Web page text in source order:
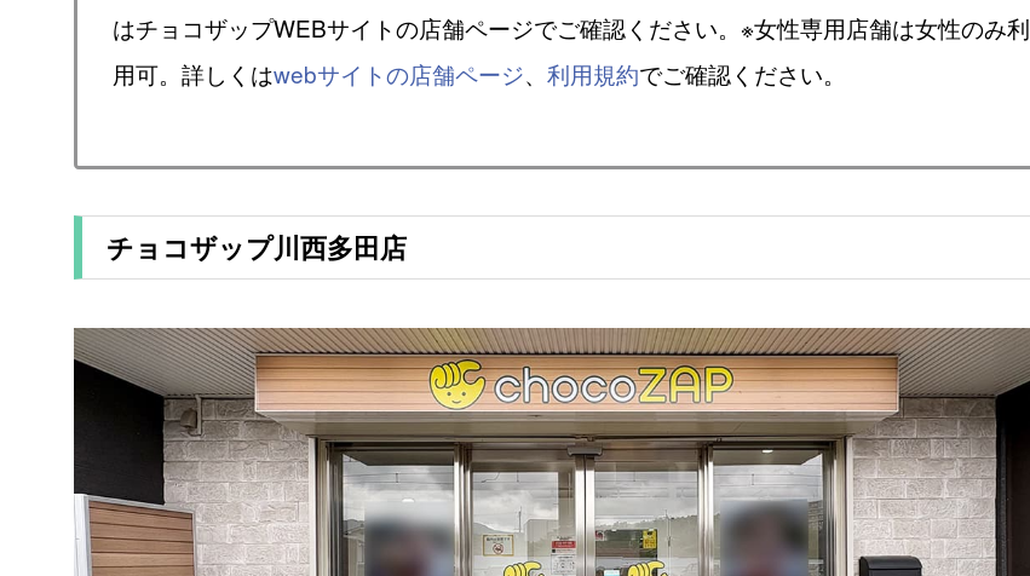
はチョコザップWEBサイトの店舗ページでご確認ください。※女性専用店舗は女性のみ利
用可。詳しくはwebサイトの店舗ページ、 利用規約でご確認ください。
チョコザップ川西多田店